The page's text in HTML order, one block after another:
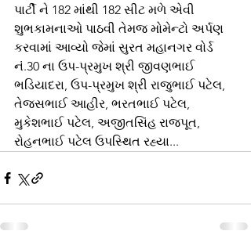
પાર્ટી ને 182 માંથી 182 સીટ મળે એવી
શુભકામનાઓ પાઠવી તેમજ મોમેન્ટો અર્પણ
કરવામાં આવ્યો જેમાં સુરત મહાનગર વોર્ડ
નં.30 ના ઉપ-પ્રમુખ શ્રી જીવણભાઈ
ભડિયાદરા, ઉપ-પ્રમુખ શ્રી રાજુભાઈ પટેલ,
તેજસભાઈ આહીર, ભરતભાઈ પટેલ,
મુકેશભાઈ પટેલ, અજીતસિંહ રાજપૂત,
રોહનભાઈ પટેલ ઉપસ્થિત રહ્યા...